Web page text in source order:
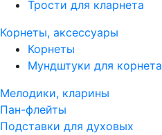
Трости для кларнета
Корнеты, аксессуары
Корнеты
Мундштуки для корнета
Мелодики, кларины
Пан-флейты
Подставки для духовых